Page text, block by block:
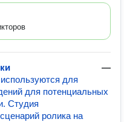
—
для
для потенциальных
Студия
ролика на